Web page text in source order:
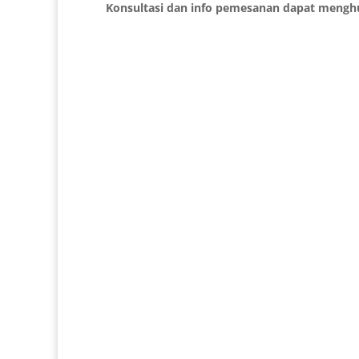
Konsultasi dan info pemesanan dapat